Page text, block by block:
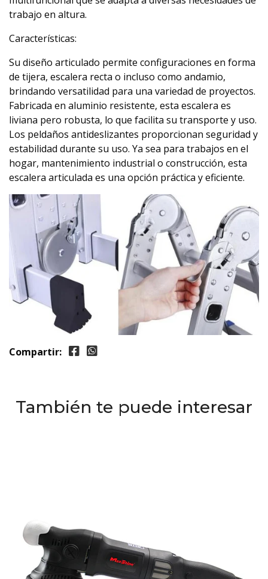
trabajo en altura.
Características:
Su diseño articulado permite configuraciones en forma
de tijera, escalera recta o incluso como andamio,
brindando versatilidad para una variedad de proyectos.
Fabricada en aluminio resistente, esta escalera es
liviana pero robusta, lo que facilita su transporte y uso.
Los peldaños antideslizantes proporcionan seguridad y
estabilidad durante su uso. Ya sea para trabajos en el
hogar, mantenimiento industrial o construcción, esta
escalera articulada es una opción práctica y eficiente.
Compartir:
También te puede interesar